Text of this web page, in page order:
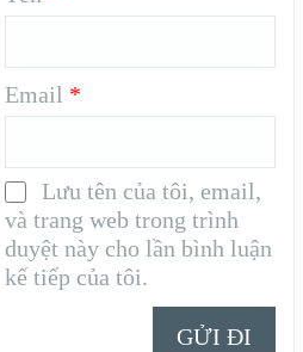
Email *
Lưu tên của tôi, email,
và trang web trong trình
duyệt này cho lần bình luận
kế tiếp của tôi.